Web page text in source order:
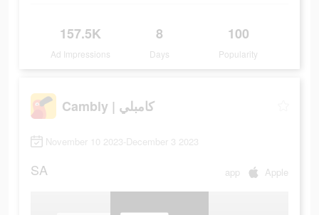
157.5K
Ad Impressions
8
Days
100
Popularity
Cambly | كامبلي
November 10 2023-December 3 2023
SA app Apple